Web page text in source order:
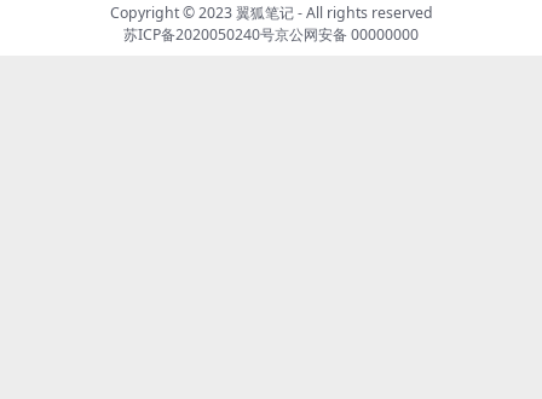
Copyright © 2023翼狐笔记- All rights reserved
苏ICP备2020050240号京公网安备 00000000